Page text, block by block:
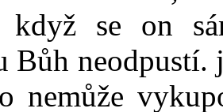
když se on
Bůh neodpustí.
nemůže